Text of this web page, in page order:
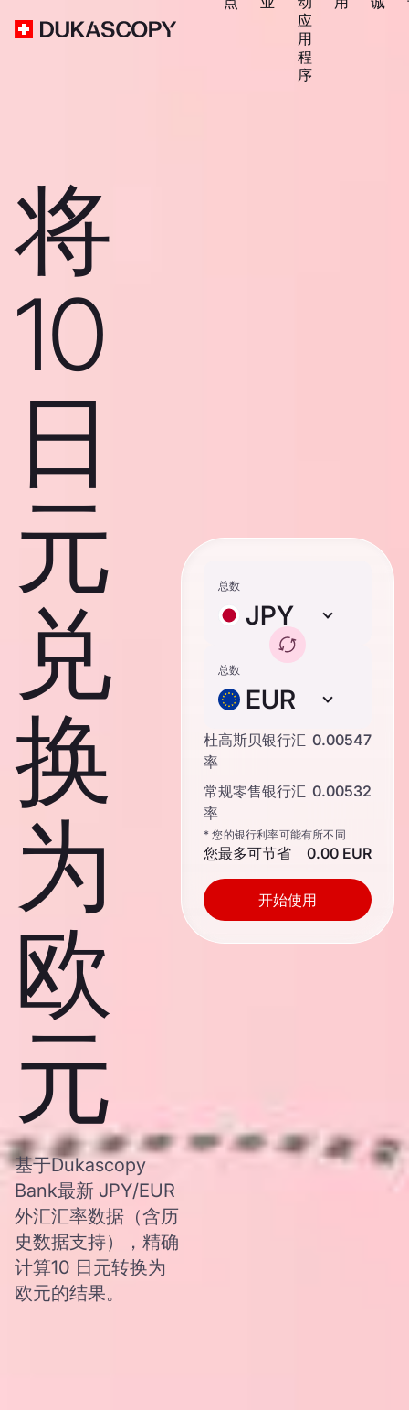
应
用
程
序
将
10
日
元
兑
换
为
欧
元
基于Dukascopy
Bank最新 JPY/EUR
外汇汇率数据（含历
史数据支持），精确
计算10 日元转换为
欧元的结果。
总数
JPY
总数
EUR
杜高斯贝银行汇
率
0.00547
常规零售银行汇
率
0.00532
* 您的银行利率可能有所不同
您最多可节省 0.00 EUR
开始使用